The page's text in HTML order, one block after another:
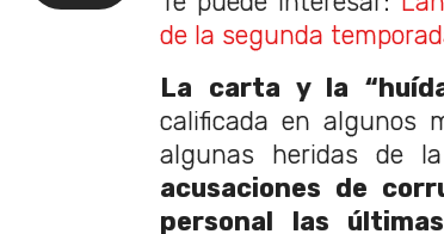
de la segunda
La carta y la
calificada en algunos
algunas heridas de
acusaciones de
personal las